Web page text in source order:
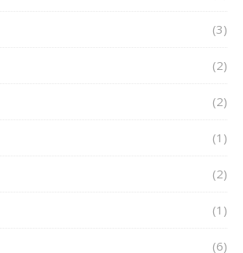
(3)
(2)
(2)
(1)
(2)
(1)
(6)